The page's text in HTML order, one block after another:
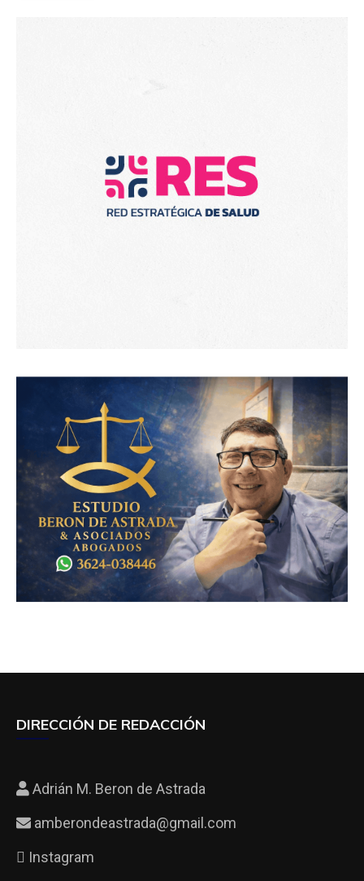
DIRECCIÓN DE REDACCIÓN
Adrián M. Beron de Astrada
amberondeastrada@gmail.com
Instagram